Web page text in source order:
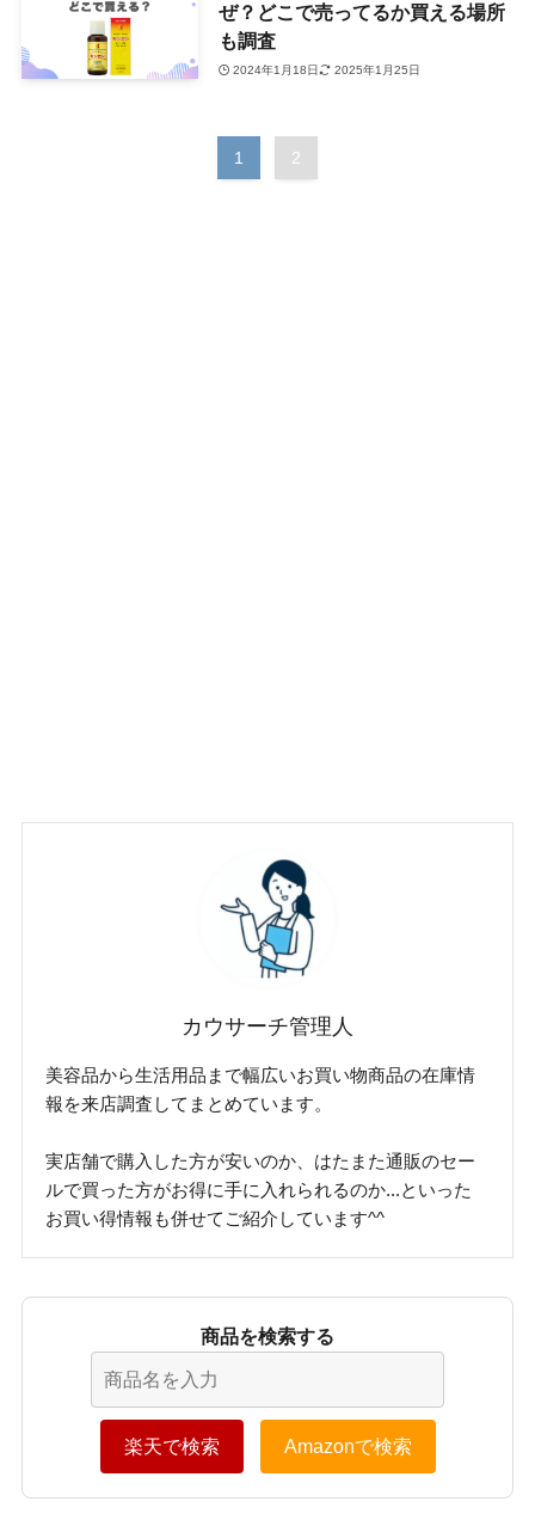
ぜ？どこで売ってるか買える場所
も調査
2024年1月18日 2025年1月25日
1 2
カウサーチ管理人
美容品から生活用品まで幅広いお買い物商品の在庫情
報を来店調査してまとめています。
実店舗で購入した方が安いのか、はたまた通販のセー
ルで買った方がお得に手に入れられるのか...といった
お買い得情報も併せてご紹介しています^^
商品を検索する
楽天で検索 Amazonで検索